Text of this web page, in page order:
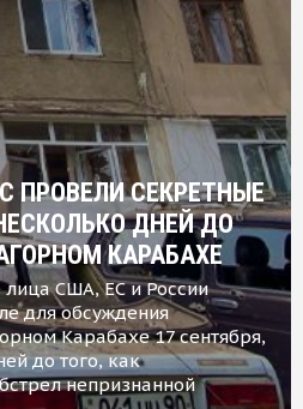
ПРОВЕЛИ СЕКРЕТНЫЕ
ДНЕЙ ДО
КАРАБАХЕ
США, ЕС и России
для обсуждения
Карабахе 17 сентября,
до того, как
непризнанной